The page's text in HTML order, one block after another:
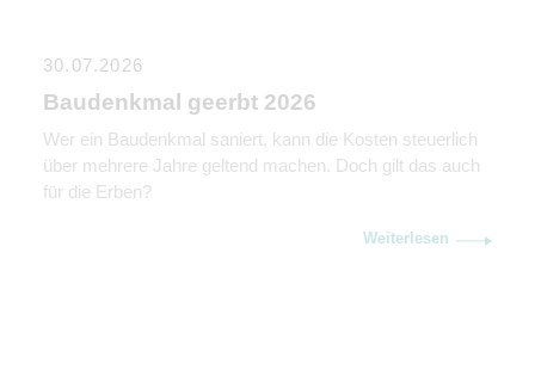
30.07.2026
Baudenkmal geerbt 2026
Wer ein Baudenkmal saniert, kann die Kosten steuerlich
über mehrere Jahre geltend machen. Doch gilt das auch
für die Erben?
Weiterlesen